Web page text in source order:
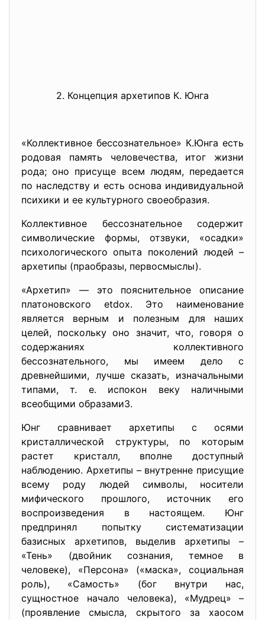
2. Концепция архетипов К. Юнга
«Коллективное бессознательное» К.Юнга есть
родовая память человечества, итог жизни
рода; оно присуще всем людям, передается
по наследству и есть основа индивидуальной
психики и ее культурного своеобразия.
Коллективное бессознательное содержит
символические формы, отзвуки, «осадки»
психологического опыта поколений людей –
архетипы (праобразы, первосмыслы).
«Архетип» — это пояснительное описание
платоновского etdox. Это наименование
является верным и полезным для наших
целей, поскольку оно значит, что, говоря о
содержаниях коллективного
бессознательного, мы имеем дело с
древнейшими, лучше сказать, изначальными
типами, т. е. испокон веку наличными
всеобщими образами3.
Юнг сравнивает архетипы с осями
кристаллической структуры, по которым
растет кристалл, вполне доступный
наблюдению. Архетипы – внутренне присущие
всему роду людей символы, носители
мифического прошлого, источник его
воспроизведения в настоящем. Юнг
предпринял попытку систематизации
базисных архетипов, выделив архетипы –
«Тень» (двойник сознания, темное в
человеке), «Персона» («маска», социальная
роль), «Самость» (бог внутри нас,
сущностное начало человека), «Мудрец» –
(проявление смысла, скрытого за хаосом